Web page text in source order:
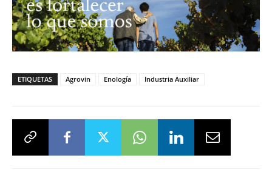
ETIQUETAS Agrovin Enología Industria Auxiliar